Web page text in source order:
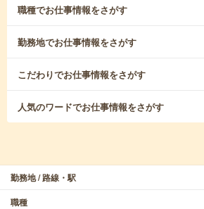
職種でお仕事情報をさがす
勤務地でお仕事情報をさがす
こだわりでお仕事情報をさがす
人気のワードでお仕事情報をさがす
勤務地 / 路線・駅
職種